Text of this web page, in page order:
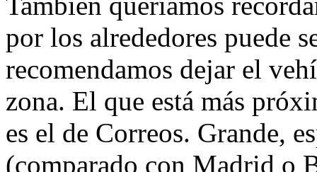
por los alrededores puede
recomendamos dejar el
zona. El que está más
es el de Correos. Grande,
(comparado con Madrid o